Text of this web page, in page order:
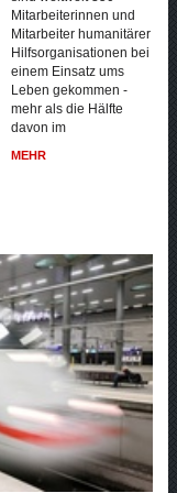
Mitarbeiterinnen und
Mitarbeiter humanitärer
Hilfsorganisationen bei
einem Einsatz ums
Leben gekommen -
mehr als die Hälfte
davon im
MEHR